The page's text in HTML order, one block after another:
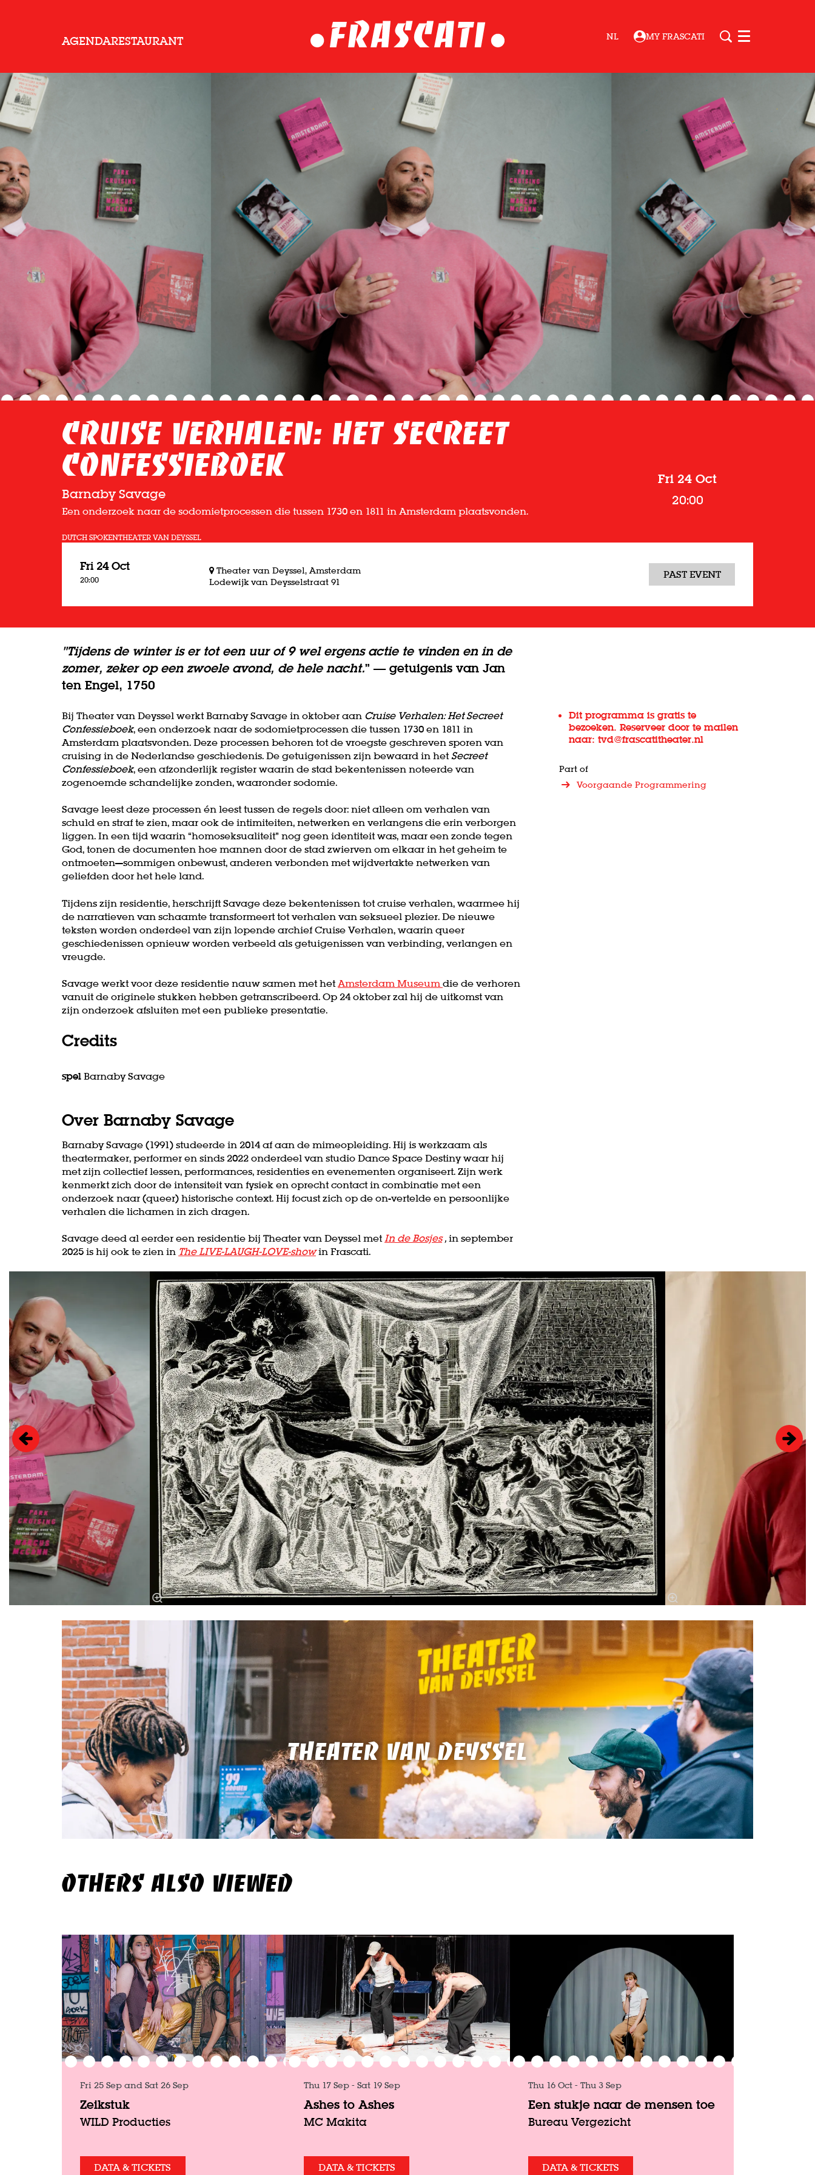
AGENDARESTAURANT NL MY FRASCATI Menu
Cruise Verhalen: Het Secreet
Confessieboek
Barnaby Savage
Een onderzoek naar de sodomietprocessen die tussen 1730 en 1811 in Amsterdam plaatsvonden.
DUTCH SPOKENTHEATER VAN DEYSSEL
Fri 24 Oct
20:00
Fri 24 Oct
20:00
Theater van Deyssel, Amsterdam
Lodewijk van Deysselstraat 91
PAST EVENT
"Tijdens de winter is er tot een uur of 9 wel ergens actie te vinden en in de
zomer, zeker op een zwoele avond, de hele nacht.” — getuigenis van Jan
ten Engel, 1750
Bij Theater van Deyssel werkt Barnaby Savage in oktober aan Cruise Verhalen: Het Secreet
Confessieboek, een onderzoek naar de sodomietprocessen die tussen 1730 en 1811 in
Amsterdam plaatsvonden. Deze processen behoren tot de vroegste geschreven sporen van
cruising in de Nederlandse geschiedenis. De getuigenissen zijn bewaard in hetSecreet
Confessieboek, een afzonderlijk register waarin de stad bekentenissen noteerde van
zogenoemde schandelijke zonden, waaronder sodomie.
Savage leest deze processen én leest tussen de regels door: niet alleen om verhalen van
schuld en straf te zien, maar ook de intimiteiten, netwerken en verlangens die erin verborgen
liggen. In een tijd waarin “homoseksualiteit” nog geen identiteit was, maar een zonde tegen
God, tonen de documenten hoe mannen door de stad zwierven om elkaar in het geheim te
ontmoeten—sommigen onbewust, anderen verbonden met wijdvertakte netwerken van
geliefden door het hele land.
Tijdens zijn residentie, herschrijft Savage deze bekentenissen tot cruise verhalen, waarmee hij
de narratieven van schaamte transformeert tot verhalen van seksueel plezier. De nieuwe
teksten worden onderdeel van zijn lopende archief Cruise Verhalen, waarin queer
geschiedenissen opnieuw worden verbeeld als getuigenissen van verbinding, verlangen en
vreugde.
Savage werkt voor deze residentie nauw samen met het Amsterdam Museum die de verhoren
vanuit de originele stukken hebben getranscribeerd. Op 24 oktober zal hij de uitkomst van
zijn onderzoek afsluiten met een publieke presentatie.
Dit programma is gratis te
bezoeken. Reserveer door te mailen
naar: tvd@frascatitheater.nl
Part of
Voorgaande Programmering
Credits
spel Barnaby Savage
Over Barnaby Savage
Barnaby Savage (1991) studeerde in 2014 af aan de mimeopleiding. Hij is werkzaam als
theatermaker, performer en sinds 2022 onderdeel van studio Dance Space Destiny waar hij
met zijn collectief lessen, performances, residenties en evenementen organiseert. Zijn werk
kenmerkt zich door de intensiteit van fysiek en oprecht contact in combinatie met een
onderzoek naar (queer) historische context. Hij focust zich op de on-vertelde en persoonlijke
verhalen die lichamen in zich dragen.
Savage deed al eerder een residentie bij Theater van Deyssel met In de Bosjes , in september
2025 is hij ook te zien in The LIVE-LAUGH-LOVE-showin Frascati.
Zoom
in
Zoom
in
THEATER VAN DEYSSEL
OTHERS ALSO VIEWED
Zeikstuk
WILD Producties
Fri 25 Sep and Sat 26 Sep
DATA & TICKETS
Ashes to Ashes
MC Makita
Thu 17 Sep-Sat 19 Sep
DATA & TICKETS
Een stukje naar de mensen toe
Bureau Vergezicht
Thu 16 Oct - Thu 3 Sep
DATA & TICKETS